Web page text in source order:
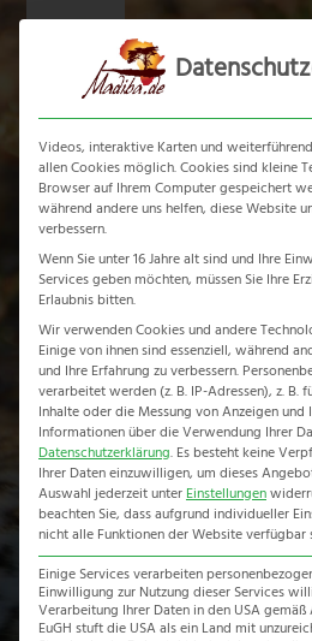
Skip
Flugsafari
/
Home-Flugsafari
Videos, interaktive Karten und
allen Cookies möglich. Cookies sind kleine
Browser auf Ihrem Computer gespeichert
während andere uns helfen, diese Website
verbessern.
Wenn Sie unter 16 Jahre alt sind und Ihre
Services geben möchten, müssen Sie Ihre
Erlaubnis bitten.
Wir verwenden Cookies und andere
Einige von ihnen sind essenziell, während
und Ihre Erfahrung zu verbessern.
verarbeitet werden (z. B. IP-Adressen), z. B.
Inhalte oder die Messung von Anzeigen und
Informationen über die Verwendung Ihrer
Datenschutzerklärung. Es besteht keine
Ihrer Daten einzuwilligen, um dieses
Auswahl jederzeit unterEinstellungen
beachten Sie, dass aufgrund individueller
nicht alle Funktionen der Website verfügbar
Einige Services verarbeiten
Einwilligung zur Nutzung dieser Services
Verarbeitung Ihrer Daten in den USA gemäß
EuGH stuft die USA als ein Land mit